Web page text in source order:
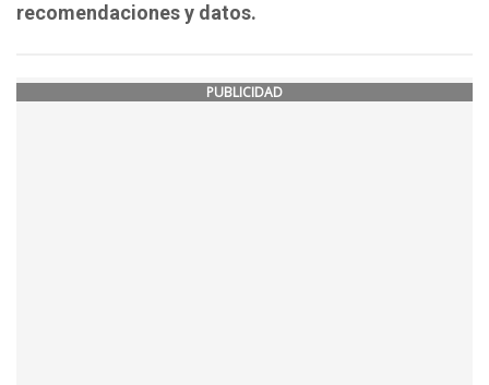
recomendaciones y datos.
PUBLICIDAD